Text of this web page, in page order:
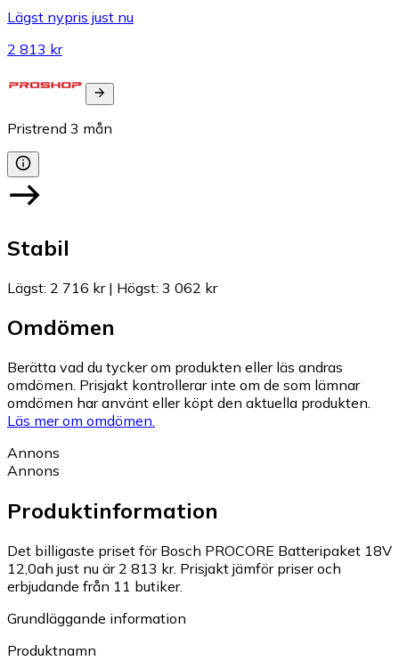
Lägst nypris just nu
2 813 kr
Pristrend 3 mån
Stabil
Lägst: 2 716 kr| Högst: 3 062 kr
Omdömen
Berätta vad du tycker om produkten eller läs andras
omdömen. Prisjakt kontrollerar inte om de som lämnar
omdömen har använt eller köpt den aktuella produkten.
Läs mer om omdömen.
Annons
Annons
Produktinformation
Det billigaste priset för Bosch PROCORE Batteripaket 18V
12,0ah just nu är 2 813 kr. Prisjakt jämför priser och
erbjudande från 11 butiker.
Grundläggande information
Produktnamn